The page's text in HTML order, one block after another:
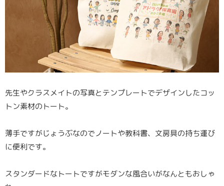
先生やクラスメイトの写真とテンプレートでデザインしたコッ
トン素材のトート。
薄手ですがじょうぶなのでノートや教科書、文房具の持ち運び
に便利です。
スタンダードなトートですがモダンな風合いがなんともおしゃ